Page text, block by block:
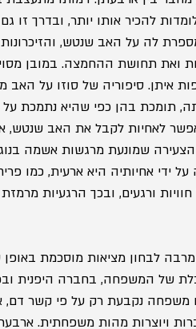
להכיר אותו יותר, ובדרך זו
לה על האב שנטש,
ואת תחושת ההחמצה. במובן
איתן. סיפוריה של סוזו על האב
תומכת בהן כפי שהיא נתמכת
לאחיות לקבל את האב שנטש,
שמונעת מרגשות אשמה
ידי אחיותיה היא ארעית, כמו
ורגעים, ובכך הרגעיות
לבחון מציאות מוסכמת באופן
של המשפחה, בחברה היפנית
נקבעת רק על פי קשר דם,
ויוצרות מהות משפחתית.